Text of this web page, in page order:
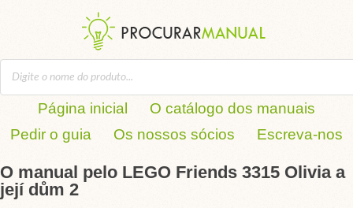
Página inicial
O catálogo dos manuais
Pedir o guia
Os nossos sócios Escreva-nos
O manual pelo LEGO Friends 3315 Olivia a
její dům 2